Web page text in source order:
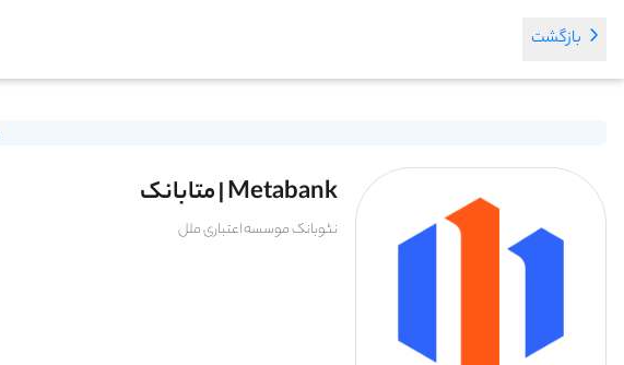
بازگشت
Metabank | متابانک
نئوبانک موسسه اعتباری ملل